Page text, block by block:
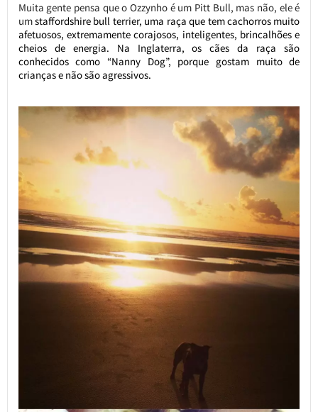
Muita gente pensa que o Ozzynho é um Pitt Bull, mas não, ele é
umstaffordshire bull terrier, uma raça que tem cachorros muito
afetuosos, extremamente corajosos, inteligentes, brincalhões e
cheios de energia. Na Inglaterra, os cães da raça são
conhecidos como “Nanny Dog”, porque gostam muito de
crianças e não são agressivos.